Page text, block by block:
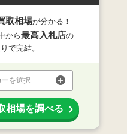
取相場が分かる！
から最高入札店の
で完結。
を選択
相場を調べる